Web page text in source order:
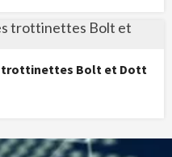
trottinettes Bolt et Dott